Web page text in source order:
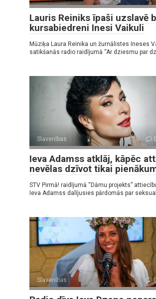
Lauris Reiniks īpaši uzslavē
kursabiedreni Inesi Vaikuli
Mūziķa Laura Reinika un žurnālistes Ineses
satikšanās radio raidījumā “Ar dziesmu par
Slavenības 0
Ieva Adamss atklāj, kāpēc
nevēlas dzīvot tikai
STV Pirmā! raidījumā “Dāmu projekts”
Ieva Adamss dalījusies pārdomās par
Slavenības 0